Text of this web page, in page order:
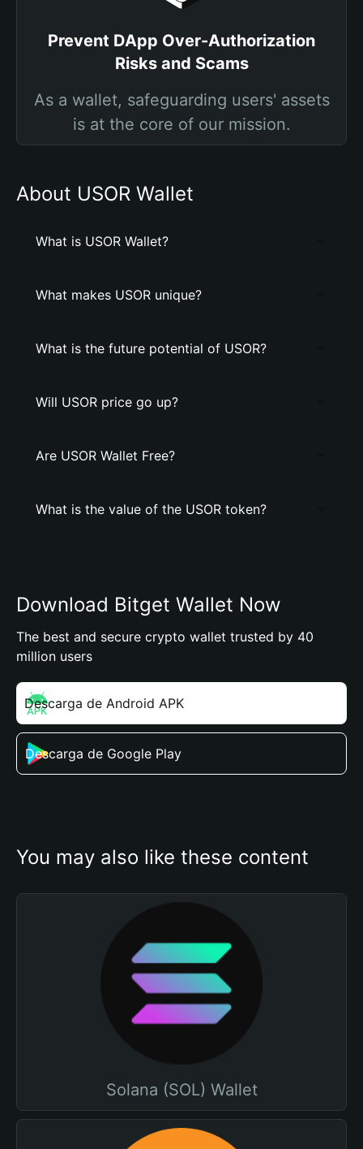
Prevent DApp Over-Authorization
Risks and Scams
As a wallet, safeguarding users' assets
is at the core of our mission.
About USOR Wallet
What is USOR Wallet?
What makes USOR unique?
What is the future potential of USOR?
Will USOR price go up?
Are USOR Wallet Free?
What is the value of the USOR token?
Download Bitget Wallet Now
The best and secure crypto wallet trusted by 40
million users
Descarga de Android APK
Descarga de Google Play
You may also like these content
Solana (SOL) Wallet